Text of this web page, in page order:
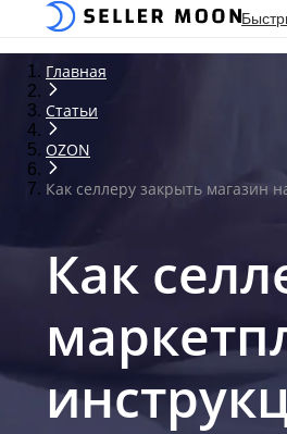
Главная
Статьи
OZON
Как селлеру закрыть магазин
Как